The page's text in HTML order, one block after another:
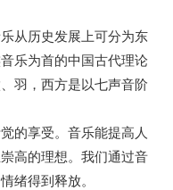
从历史发展上可分为东
乐为首的中国古代理论
羽，西方是以七声音阶
的享受。音乐能提高人
高的理想。我们通过音
绪得到释放。